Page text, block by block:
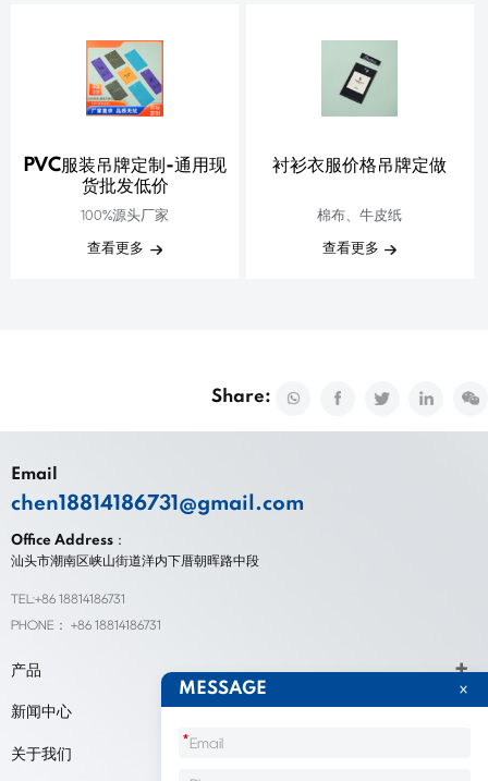
PVC服装吊牌定制-通用现
货批发低价
100%源头厂家
查看更多
衬衫衣服价格吊牌定做
棉布、牛皮纸
查看更多
Share:
Email
chen18814186731@gmail.com
Office Address：
汕头市潮南区峡山街道洋内下厝朝晖路中段
TEL:+86 18814186731
PHONE： +86 18814186731
产品
新闻中心
关于我们
MESSAGE
*